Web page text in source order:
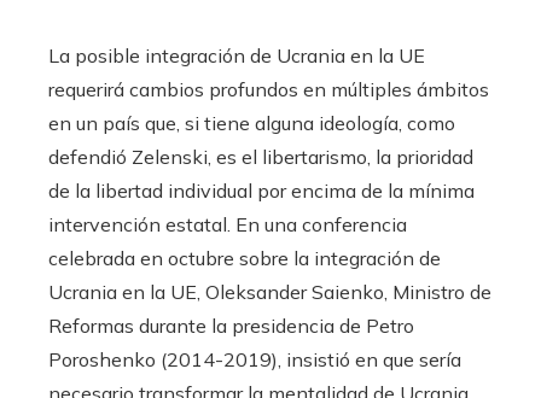
La posible integración de Ucrania en la UE
requerirá cambios profundos en múltiples ámbitos
en un país que, si tiene alguna ideología, como
defendió Zelenski, es el libertarismo, la prioridad
de la libertad individual por encima de la mínima
intervención estatal. En una conferencia
celebrada en octubre sobre la integración de
Ucrania en la UE, Oleksander Saienko, Ministro de
Reformas durante la presidencia de Petro
Poroshenko (2014-2019), insistió en que sería